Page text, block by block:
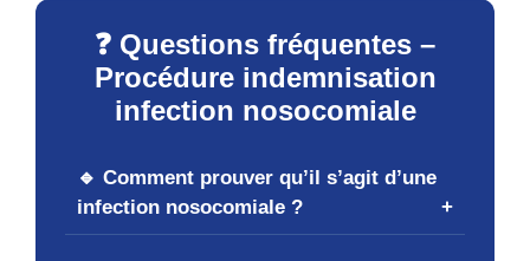
❓ Questions fréquentes –
Procédure indemnisation
infection nosocomiale
🔹 Comment prouver qu’il s’agit d’une
infection nosocomiale ?